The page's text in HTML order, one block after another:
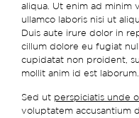
aliqua. Ut enim ad minim
ullamco laboris nisi ut
Duis aute irure dolor in
cillum dolore eu fugiat
cupidatat non proident,
mollit anim id est laborum.
Sed ut perspiciatis unde
voluptatem accusantium